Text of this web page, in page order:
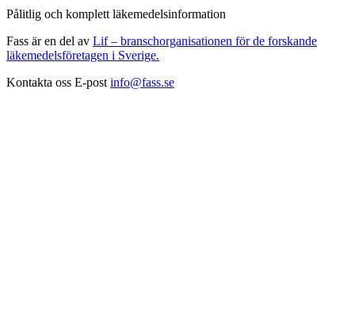
Pålitlig och komplett läkemedelsinformation
Fass är en del av Lif – branschorganisationen för de forskande
läkemedelsföretagen i Sverige.
Kontakta oss E-post info@fass.se